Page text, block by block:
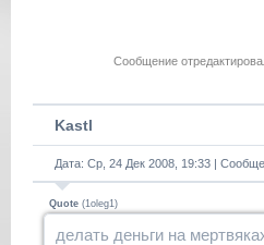
Сообщение
Kastl
Дата: Ср, 24 Дек 2008, 19:33 |
Quote (1oleg1)
делать деньги на